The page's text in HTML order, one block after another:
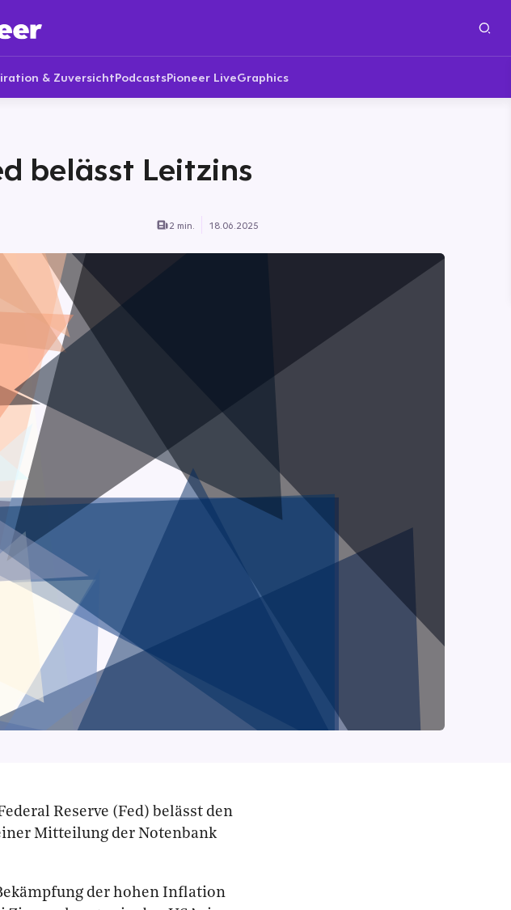
& ZuversichtPodcastsPioneer LiveGraphics
belässt Leitzins
2 min. 18.06.2025
Reserve (Fed) belässt den
Mitteilung der Notenbank
der hohen Inflation